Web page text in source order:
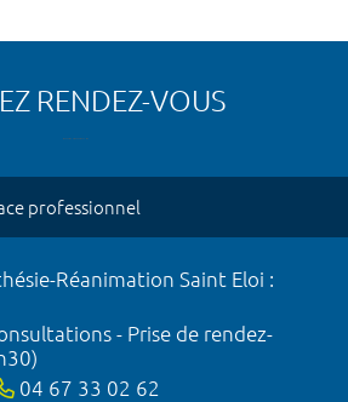
RENDEZ-VOUS
professionnel
Réanimation Saint Eloi :
- Prise de rendez-
04 67 33 02 62